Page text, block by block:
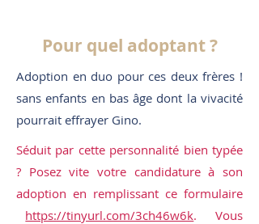
Pour quel adoptant ?
Adoption en duo pour ces deux frères !
sans enfants en bas âge dont la vivacité
pourrait effrayer Gino.
Séduit par cette personnalité bien typée
? Posez vite votre candidature à son
adoption en remplissant ce formulaire
https://tinyurl.com/3ch46w6k. Vous